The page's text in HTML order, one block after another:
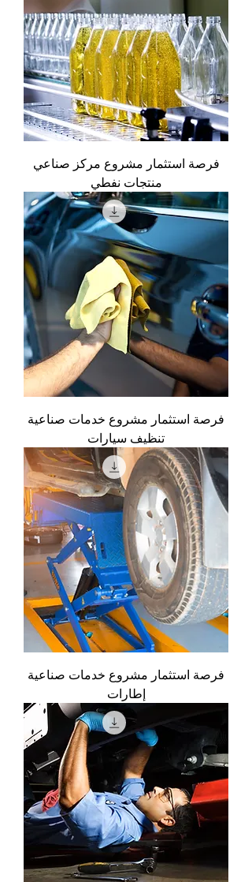
فرصة استثمار مشروع مركز صناعي
منتجات نفطي
فرصة استثمار مشروع خدمات صناعية
تنظيف سيارات
فرصة استثمار مشروع خدمات صناعية
إطارات